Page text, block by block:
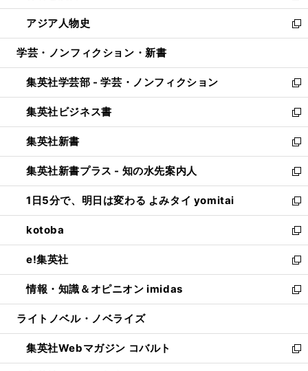
開
く
ウ
で
開
ン
ド
ウ
開
く
ウ
ィ
ン
ウ
で
開
く
し
い
ウ
ン
ド
ウ
で
開
く
アジア人物史
新
し
ウ
ィ
ン
ド
ウ
で
開
く
学芸・ノンフィクション・新書
集英社学芸部 - 学芸・ノンフィクション
新
し
い
ウ
ィ
ン
ド
ウ
で
開
く
集英社ビジネス書
新
し
い
ウ
ィ
ン
ド
ウ
で
開
く
集英社新書
新
し
い
ウ
ィ
ン
ド
ウ
で
開
く
集英社新書プラス - 知の水先案内人
新
し
い
ウ
ィ
ン
ド
ウ
で
開
1日5分で、明日は変わる よみタイ yomitai
新
し
い
ウ
ィ
ン
ド
ウ
開
く
kotoba
新
し
い
ウ
ィ
ン
ウ
で
開
e!集英社
新
し
い
ウ
ン
ド
ウ
情報・知識＆オピニオン imidas
新
し
ウ
ィ
ン
ライトノベル・ノベライズ
集英社Webマガジン コバルト
新
し